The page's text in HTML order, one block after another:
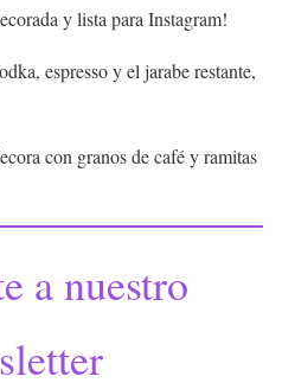
y lista para Instagram!
espresso y el jarabe restante,
con granos de café y ramitas
a nuestro